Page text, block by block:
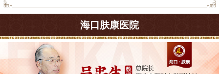
海口肤康医院